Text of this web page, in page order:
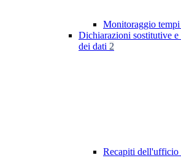
Monitoraggio
Dichiarazioni sostitutive
dei dati 2
Recapiti dell'ufficio